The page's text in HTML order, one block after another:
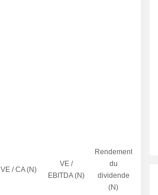
VE / CA (N)
VE /
EBITDA (N)
Rendement
du
dividende
(N)